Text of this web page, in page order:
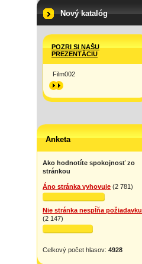
Nový katalóg
POZRI SI NAŠU
PREZENTÁCIU
Film002
>>
Anketa
Ako hodnotíte spokojnosť zo
stránkou
Áno stránka vyhovuje (2 781)
Nie stránka nespĺňa požiadavku
(2 147)
Celkový počet hlasov: 4928